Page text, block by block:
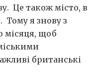
Це також місто, в
Тому я знову з
місяця, щоб
британські